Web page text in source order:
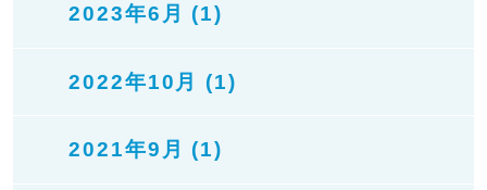
2023年6月 (1)
2022年10月 (1)
2021年9月 (1)